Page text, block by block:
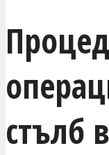
стълб